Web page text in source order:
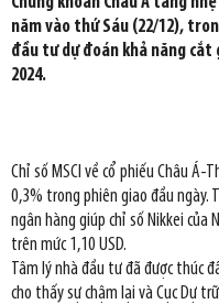
năm vào thứ Sáu (22/12),
đầu tư dự đoán khả năng cắt
2024.
Chỉ số MSCI về cổ phiếu Châu
0,3% trong phiên giao đầu ngày.
ngân hàng giúp chỉ số Nikkei
trên mức 1,10 USD.
Tâm lý nhà đầu tư đã được thúc
cho thấy sự chậm lại và Cục Dự